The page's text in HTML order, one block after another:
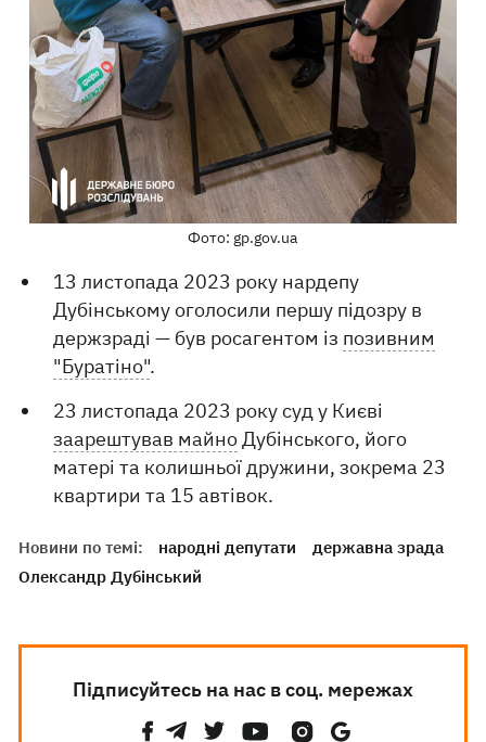
Фото: gp.gov.ua
13 листопада 2023 року нардепу
Дубінському оголосили першу підозру в
держзраді — був росагентом із позивним
"Буратіно".
23 листопада 2023 року суд у Києві
заарештував майноДубінського, його
матері та колишньої дружини, зокрема 23
квартири та 15 автівок.
Новини по темі: народні депутати
державна зрада
Олександр Дубінський
Підписуйтесь на нас в соц. мережах